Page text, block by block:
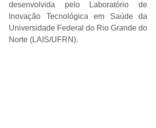
desenvolvida pelo Laboratório de
Inovação Tecnológica em Saúde da
Universidade Federal do Rio Grande do
Norte (LAIS/UFRN).